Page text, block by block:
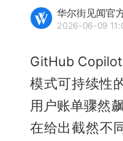
华尔街见闻官
2026-06-09
GitHub
模式可持续性
用户账单骤然
在给出截然不